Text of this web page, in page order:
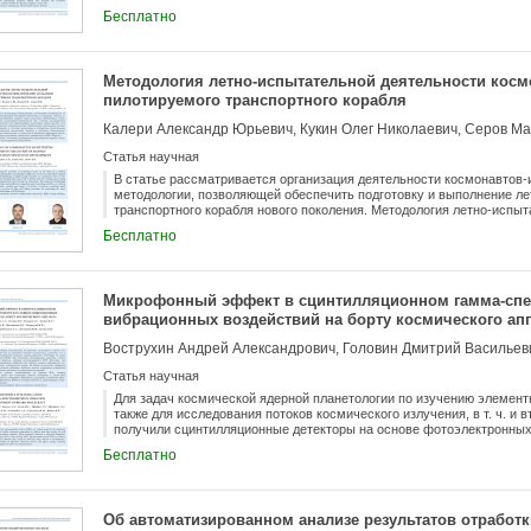
исключительно на экипаж пилотируемого космического комплекса,
регламентируются специальными бортовыми инструкциями
ситуациях на Международной космической станции (МКС), а также
методические приемы, позволяющие оптимизировать действия
ситуации с учетом местоположения модулей и кораблей-
Бесплатно
Методология летно-испытательной деятельности
пилотируемого транспортного корабля
Калери Александр Юрьевич, Кукин Олег Николаевич, Серов
Статья научная
В статье рассматривается организация деятельности
методологии, позволяющей обеспечить подготовку и выполнение
транспортного корабля нового поколения. Методология летно-
работ прежде всего продуктивностью и инновационной
структуре, логической организации, методах и средствах
применения методологии в РКК «Энергия».
Бесплатно
Микрофонный эффект в сцинтилляционном гамма-
вибрационных воздействий на борту космического
Статья научная
Для задач космической ядерной планетологии по изучению
также для исследования потоков космического излучения, в т. ч. и
получили сцинтилляционные детекторы на основе
Известно, что ФЭУ подвержено влиянию микрофонного эффекта,
различные источники вибрации: гиродины, насосы, поворотные
приводит к возникновению шумов при измерениях потоков
Бесплатно
Об автоматизированном анализе результатов